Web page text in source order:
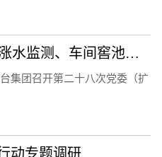
茅台集团：抓好赤水河涨水监测、车间窖池防汛等工作
集团召开第二十八次党委（扩
动专题调研